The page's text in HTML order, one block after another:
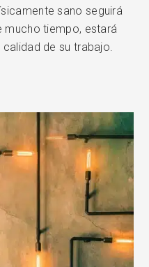
sano seguirá
mucho tiempo, estará
de su trabajo.